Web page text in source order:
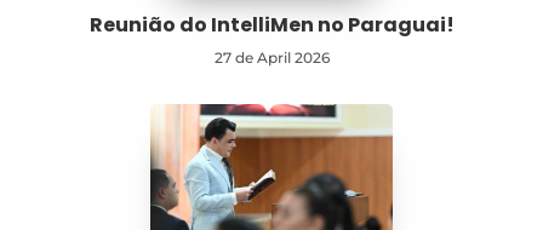
Reunião do IntelliMen no Paraguai!
27 de April 2026